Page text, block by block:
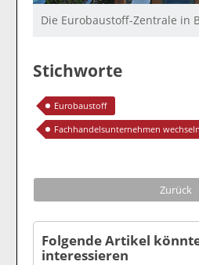
Die Eurobaustoff-Zentrale in
Stichworte
Eurobaustoff
Fachhandelsunternehmen
Zurück
Folgende Artikel
interessieren